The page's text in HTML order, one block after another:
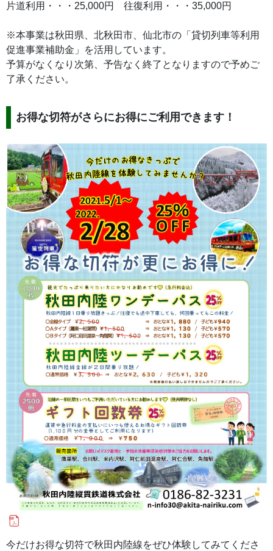
片道利用・・・25,000円 往復利用・・・35,000円
※本事業は秋田県、北秋田市、仙北市の「貸切列車等利用
促進事業補助金」を活用しています。
予算がなくなり次第、予告なく終了となりますので予めご
了承ください。
お得な切符がさらにお得にご利用できます！
今だけお得な切符で秋田内陸線をぜひ体験してみてくださ